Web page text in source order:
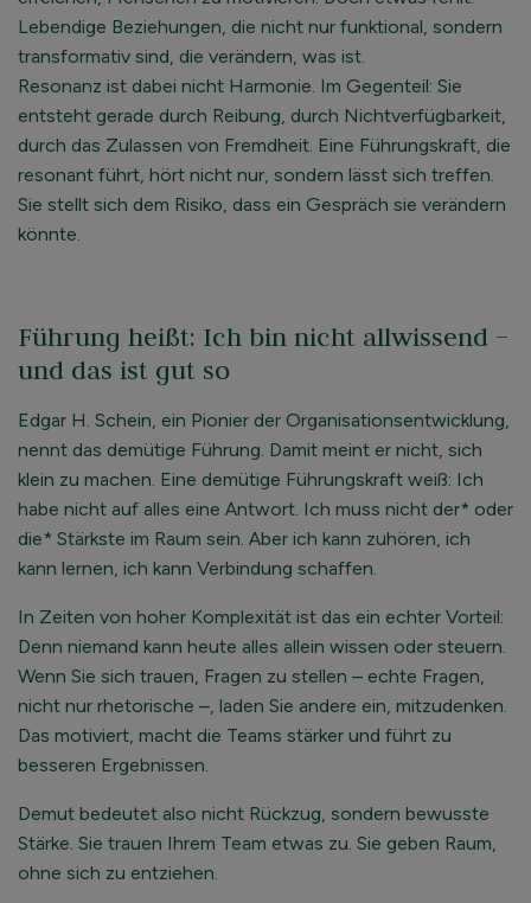
Lebendige Beziehungen, die nicht nur funktional, sondern
transformativ sind, die verändern, was ist.
Resonanz ist dabei nicht Harmonie. Im Gegenteil: Sie
entsteht gerade durch Reibung, durch Nichtverfügbarkeit,
durch das Zulassen von Fremdheit. Eine Führungskraft, die
resonant führt, hört nicht nur, sondern lässt sich treffen.
Sie stellt sich dem Risiko, dass ein Gespräch sie verändern
könnte.
Führung heißt: Ich bin nicht allwissend –
und das ist gut so
Edgar H. Schein, ein Pionier der Organisationsentwicklung,
nennt das demütige Führung. Damit meint er nicht, sich
klein zu machen. Eine demütige Führungskraft weiß: Ich
habe nicht auf alles eine Antwort. Ich muss nicht der* oder
die* Stärkste im Raum sein. Aber ich kann zuhören, ich
kann lernen, ich kann Verbindung schaffen.
In Zeiten von hoher Komplexität ist das ein echter Vorteil:
Denn niemand kann heute alles allein wissen oder steuern.
Wenn Sie sich trauen, Fragen zu stellen – echte Fragen,
nicht nur rhetorische –, laden Sie andere ein, mitzudenken.
Das motiviert, macht die Teams stärker und führt zu
besseren Ergebnissen.
Demut bedeutet also nicht Rückzug, sondern bewusste
Stärke. Sie trauen Ihrem Team etwas zu. Sie geben Raum,
ohne sich zu entziehen.